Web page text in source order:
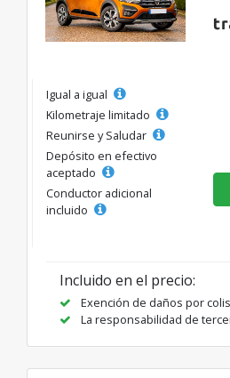
Igual a igual
Kilometraje limitado
Reunirse y Saludar
Depósito en efectivo
aceptado
Conductor adicional
incluido
Incluido en el precio:
Exención de daños por
La responsabilidad de